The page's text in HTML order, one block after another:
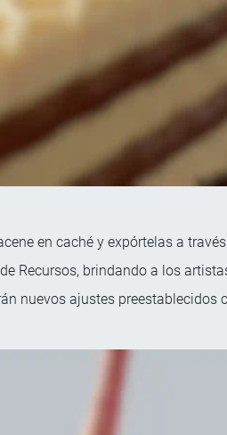
en caché y expórtelas a
Recursos, brindando a los
nuevos ajustes preestablecidos